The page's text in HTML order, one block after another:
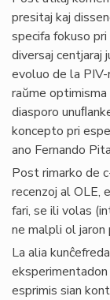
presitaj kaj
specifa fokuso
diversaj centjaraj
evoluo de la
raŭme
diasporo
koncepto pri
ano Fernando
Post rimarko de
recenzoj al OLE,
fari, se ili volas
ne malpli ol
La alia
esprimis sian